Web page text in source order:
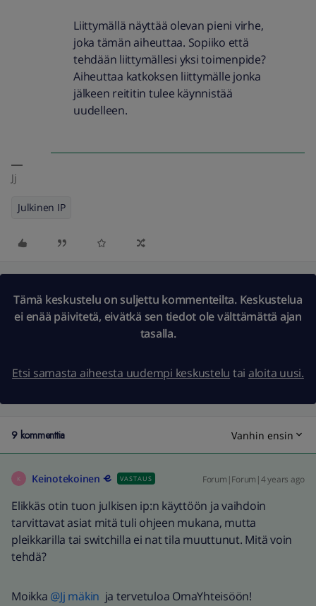
Liittymällä näyttää olevan pieni virhe,
joka tämän aiheuttaa. Sopiiko että
tehdään liittymällesi yksi toimenpide?
Aiheuttaa katkoksen liittymälle jonka
jälkeen reititin tulee käynnistää
uudelleen.
Jj
Julkinen IP
Tämä keskustelu on suljettu kommenteilta. Keskustelua
ei enää päivitetä, eivätkä sen tiedot ole välttämättä ajan
tasalla.
Etsi samasta aiheesta uudempi keskustelu tai aloita uusi.
9 kommenttia Vanhin ensin
K Keinotekoinen VASTAUS Forum|Forum|4 years ago
Elikkäs otin tuon julkisen ip:n käyttöön ja vaihdoin
tarvittavat asiat mitä tuli ohjeen mukana, mutta
pleikkarilla tai switchilla ei nat tila muuttunut. Mitä voin
tehdä?
Moikka @Jj mäkin ja tervetuloa OmaYhteisöön!